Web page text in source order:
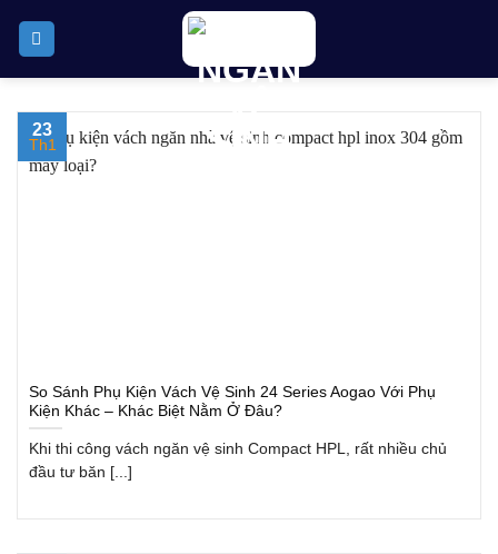
So Sánh Phụ Kiện Vách Vệ Sinh 24 Series Aogao Với Phụ
Kiện Khác – Khác Biệt Nằm Ở Đâu?
Khi thi công vách ngăn vệ sinh Compact HPL, rất nhiều chủ
đầu tư băn [...]
23
Th1